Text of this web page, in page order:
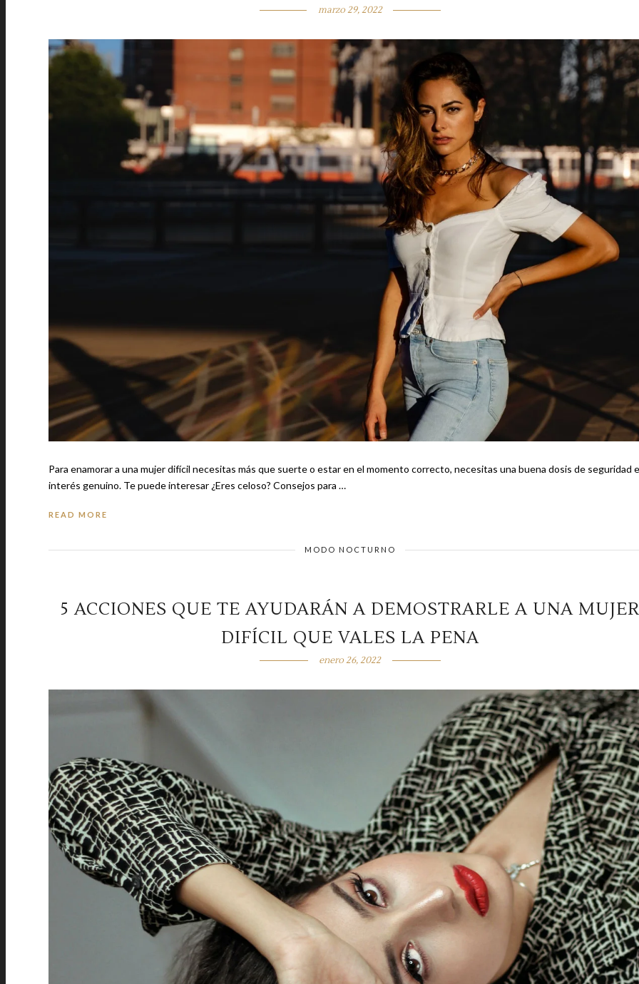
marzo 29, 2022
Para enamorar a una mujer difícil necesitas más que suerte o estar en el momento correcto, necesitas una buena dosis de seguridad e
interés genuino. Te puede interesar ¿Eres celoso? Consejos para …
READ MORE
MODO NOCTURNO
5 ACCIONES QUE TE AYUDARÁN A DEMOSTRARLE A UNA MUJER
DIFÍCIL QUE VALES LA PENA
enero 26, 2022